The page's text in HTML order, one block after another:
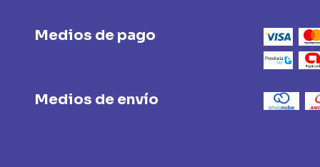
Medios de pago
Medios de envío